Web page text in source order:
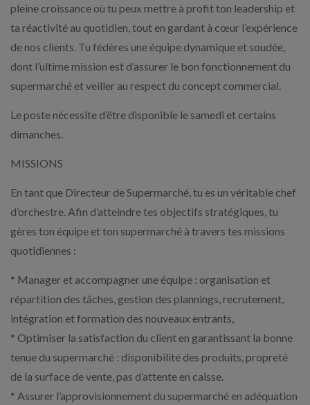
pleine croissance où tu peux mettre à profit ton leadership et
ta réactivité au quotidien, tout en gardant à cœur l’expérience
de nos clients. Tu fédères une équipe dynamique et soudée,
dont l’ultime mission est d’assurer le bon fonctionnement du
supermarché et veiller au respect du concept commercial.
Le poste nécessite d’être disponible le samedi et certains
dimanches.
MISSIONS
En tant que Directeur de Supermarché, tu es un véritable chef
d’orchestre. Afin d’atteindre tes objectifs stratégiques, tu
gères ton équipe et ton supermarché à travers tes missions
quotidiennes :
* Manager et accompagner une équipe : organisation et
répartition des tâches, gestion des plannings, recrutement,
intégration et formation des nouveaux entrants,
* Optimiser la satisfaction du client en garantissant la bonne
tenue du supermarché : disponibilité des produits, propreté
de la surface de vente, pas d’attente en caisse.
* Assurer l’approvisionnement du supermarché en adéquation